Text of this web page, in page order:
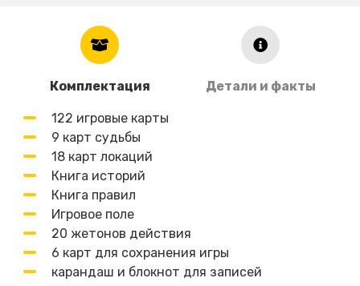
Комплектация Детали и факты
122 игровые карты
9 карт судьбы
18 карт локаций
Книга историй
Книга правил
Игровое поле
20 жетонов действия
6 карт для сохранения игры
карандаш и блокнот для записей